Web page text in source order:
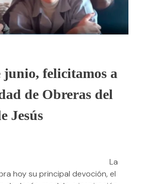
junio, felicitamos a
de Obreras del
Jesús
La
hoy su principal devoción, el